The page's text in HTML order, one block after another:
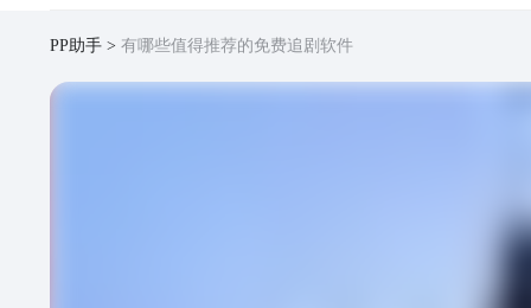
PP助手 有哪些值得推荐的免费追剧软件